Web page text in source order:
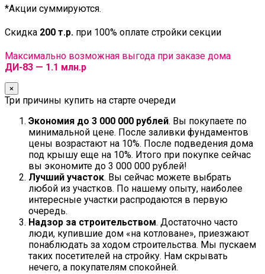
*Акции суммируются.
Скидка 200 т.р. при 100% оплате стройки секции
Максимально возможная выгода при заказе дома
ДИ-83 — 1.1 млн.р
×
Три причины купить на старте очереди
Экономия до 3 000 000 рублей. Вы покупаете по
минимальной цене. После заливки фундаментов
цены возрастают на 10%. После подведения дома
под крышу еще на 10%. Итого при покупке сейчас
вы экономите до 3 000 000 рублей!
Лучший участок. Вы сейчас можете выбрать
любой из участков. По нашему опыту, наиболее
интересные участки распродаются в первую
очередь.
Надзор за строительством. Достаточно часто
люди, купившие дом «на котловане», приезжают
понаблюдать за ходом строительства. Мы пускаем
таких посетителей на стройку. Нам скрывать
нечего, а покупателям спокойней.